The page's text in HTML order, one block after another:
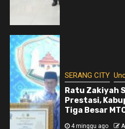
SERANG CITY
Ratu Zakiyah
Prestasi,
Tiga Besar
4 minggu ago